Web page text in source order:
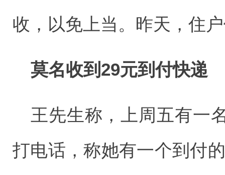
收，以免上当。昨天，住
莫名收到29元到付快递
王先生称，上周五有一
打电话，称她有一个到付